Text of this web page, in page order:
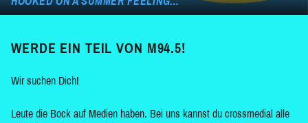
WERDE EIN TEIL VON M94.5!
Wir suchen Dich!
Leute die Bock auf Medien haben. Bei uns kannst du crossmedial alle